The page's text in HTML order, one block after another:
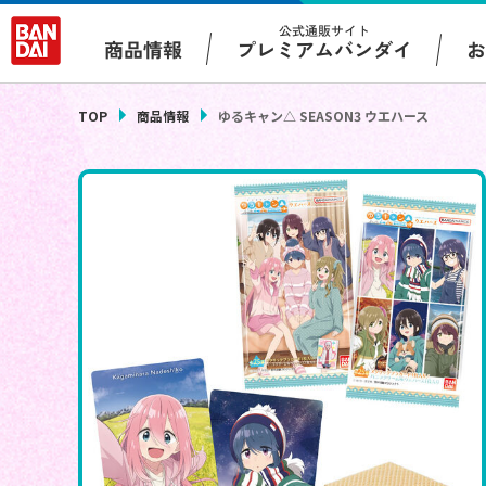
商品情報
公式通販サイト
プレミアムバンダイ
TOP 商品情報 ゆるキャン△ SEASON3 ウエハース